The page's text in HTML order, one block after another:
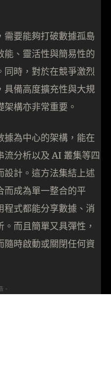
需要能夠打破數據孤島
能、靈活性與簡易性的
同時，對於在競爭激烈
具備高度擴充性與大規
構亦非常重要。
據為中心的架構，能在
流分析以及 AI 叢集等四
設計。這方法集結上述
而成為單一整合的平
程式都能分享數據、消
而且簡單又具彈性，
隨時啟動或關閉任何資
-